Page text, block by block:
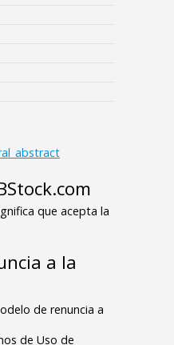
que acepta la
a la
de renuncia a
de Uso de